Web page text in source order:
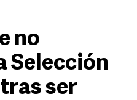
no
Selección
ser